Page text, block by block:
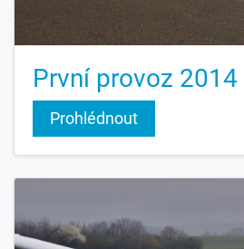
První provoz 2014
Prohlédnout